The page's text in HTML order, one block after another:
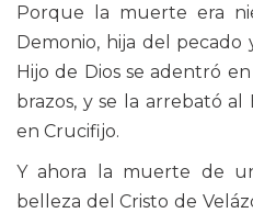
Porque la muerte era
Demonio, hija del pecado
Hijo de Dios se adentró
brazos, y se la arrebató
en Crucifijo.
Y ahora la muerte de
belleza del Cristo de